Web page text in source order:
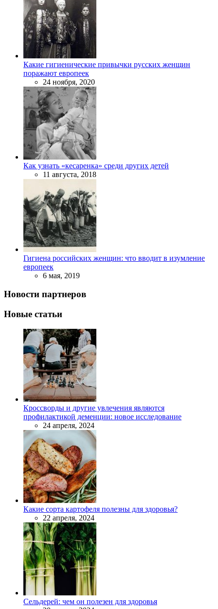
Какие гигиенические привычки русских женщин
поражают европеек
24 ноября, 2020
Как узнать «кесаренка» среди других детей
11 августа, 2018
Гигиена российских женщин: что вводит в изумление
европеек
6 мая, 2019
Новости партнеров
Новые статьи
Кроссворды и другие увлечения являются
профилактикой деменции: новое исследование
24 апреля, 2024
Какие сорта картофеля полезны для здоровья?
22 апреля, 2024
Сельдерей: чем он полезен для здоровья